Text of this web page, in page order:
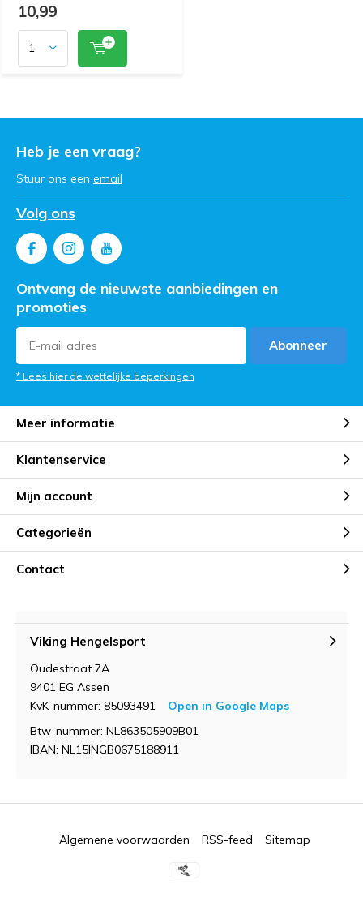
10,99
Heb je een vraag?
Stuur ons een email
Volg ons
Ontvang de nieuwste aanbiedingen en
promoties
Abonneer
* Lees hier de wettelijke beperkingen
Meer informatie
Klantenservice
Mijn account
Categorieën
Contact
Viking Hengelsport
Oudestraat 7A
9401 EG Assen
KvK-nummer: 85093491
Open in Google Maps
Btw-nummer: NL863505909B01
IBAN: NL15INGB0675188911
Algemene voorwaarden RSS-feed Sitemap